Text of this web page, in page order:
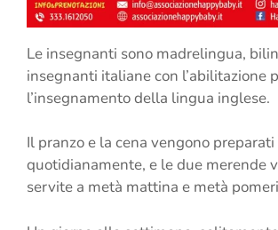
Le insegnanti sono madrelingua,
insegnanti italiane con l’abilitazione
l’insegnamento della lingua inglese.
Il pranzo e la cena vengono
quotidianamente, e le due merende
servite a metà mattina e metà